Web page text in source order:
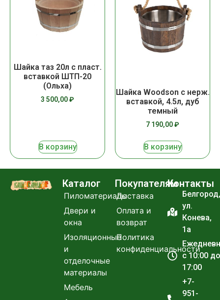
Шайка таз 20л с пласт.
вставкой ШТП-20
(Ольха)
3 500,00₽
В корзину
Шайка Woodson с нерж.
вставкой, 4.5л, дуб
темный
7 190,00₽
В корзину
Каталог
Пиломатериалы
Двери и
окна
Изоляционные
и
отделочные
материалы
Мебель
Покупателям
Доставка
Оплата и
возврат
Политика
конфиденциальности
Контакты
Белгород,
ул.
Конева,
1а
с 10:00 до
17:00
+7-
951-